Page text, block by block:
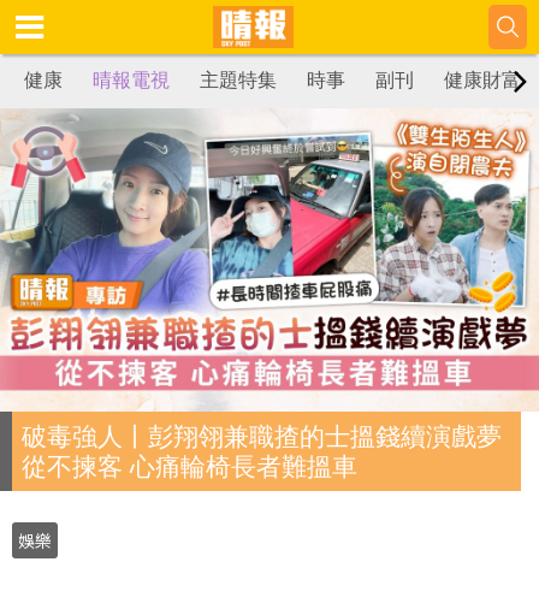
健康 晴報電視 主題特集 時事 副刊 健康財富
破毒強人丨彭翔翎兼職揸的士搵錢續演戲夢
從不揀客 心痛輪椅長者難搵車
娛樂